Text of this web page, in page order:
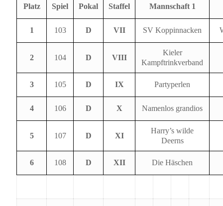
Platz Spiel Pokal Staffel Mannschaft 1
1 103 D VII SV Koppinnacken
2 104 D VIII
Kieler
Kampftrinkverband
3 105 D IX Partyperlen
4 106 D X Namenlos grandios
5 107 D XI
Harry’s wilde
Deerns
6 108 D XII Die Häschen